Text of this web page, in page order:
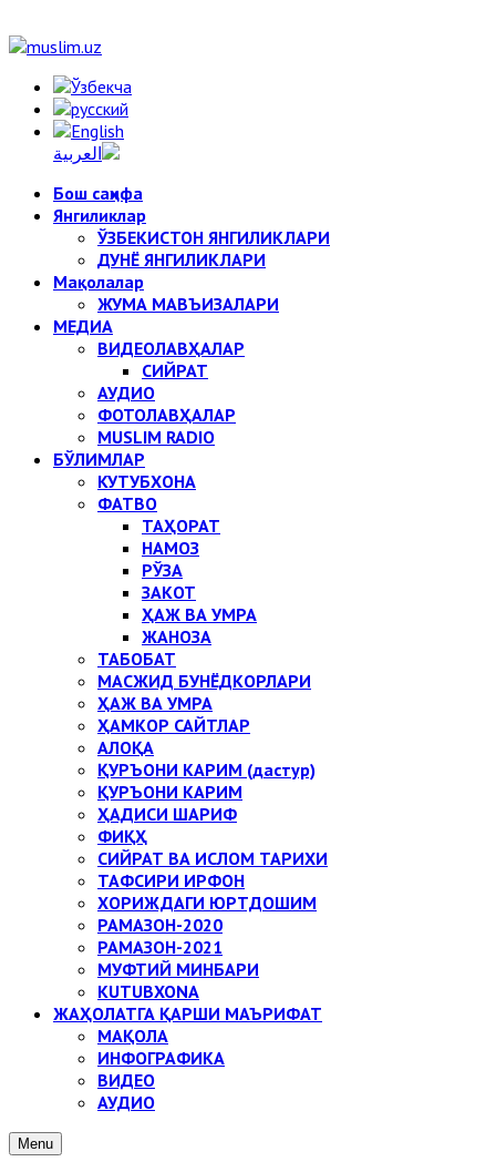
Бош саҳифа
Янгиликлар
ЎЗБЕКИСТОН ЯНГИЛИКЛАРИ
ДУНЁ ЯНГИЛИКЛАРИ
Мақолалар
ЖУМА МАВЪИЗАЛАРИ
МЕДИА
ВИДЕОЛАВҲАЛАР
СИЙРАТ
АУДИО
ФОТОЛАВҲАЛАР
MUSLIM RADIO
БЎЛИМЛАР
КУТУБХОНА
ФАТВО
ТАҲОРАТ
НАМОЗ
РЎЗА
ЗАКОТ
ҲАЖ ВА УМРА
ЖАНОЗА
ТАБОБАТ
МАСЖИД БУНЁДКОРЛАРИ
ҲАЖ ВА УМРА
ҲАМКОР САЙТЛАР
АЛОҚА
ҚУРЪОНИ КАРИМ (дастур)
ҚУРЪОНИ КАРИМ
ҲАДИСИ ШАРИФ
ФИҚҲ
СИЙРАТ ВА ИСЛОМ ТАРИХИ
ТАФСИРИ ИРФОН
ХОРИЖДАГИ ЮРТДОШИМ
РАМАЗОН-2020
РАМАЗОН-2021
МУФТИЙ МИНБАРИ
KUTUBXONA
ЖАҲОЛАТГА ҚАРШИ МАЪРИФАТ
МАҚОЛА
ИНФОГРАФИКА
ВИДЕО
АУДИО
Menu